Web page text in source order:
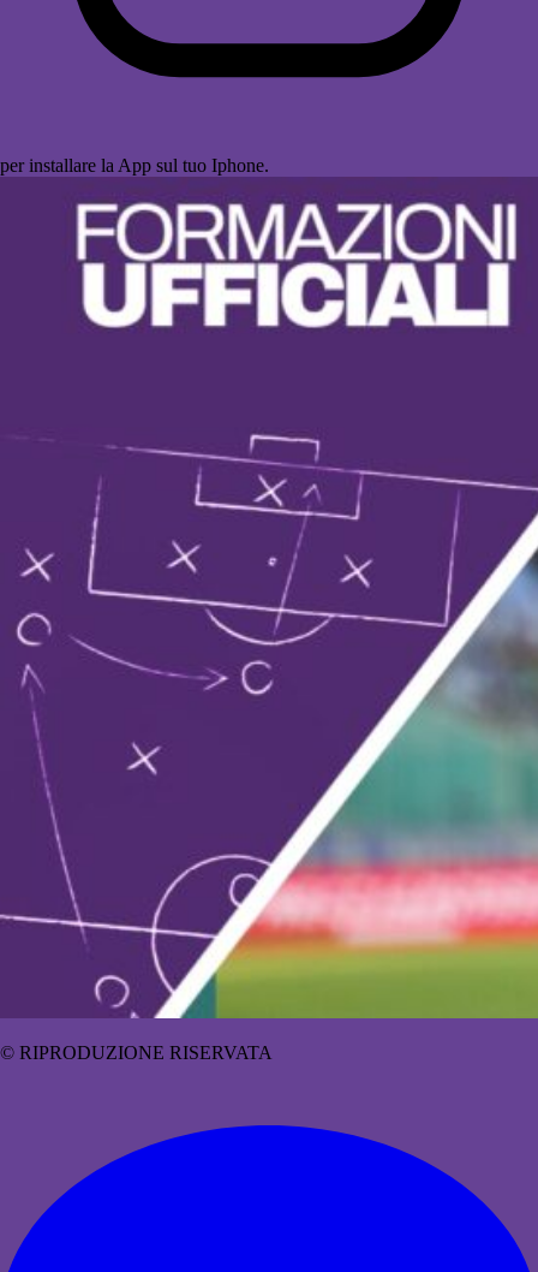
per installare la App sul tuo Iphone.
© RIPRODUZIONE RISERVATA